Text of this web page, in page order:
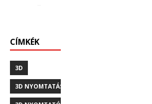
CÍMKÉK
3D
3D NYOMTATÁS